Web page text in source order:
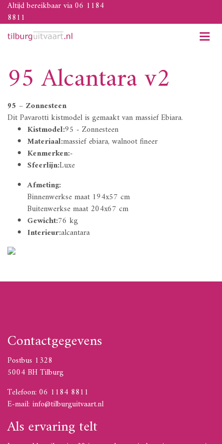
Altijd bereikbaar via 06 1184
8811
95 Alcantara v2
95 – Zonnesteen
Dit Pavarotti kistmodel is gemaakt van massief Ebiara.
Kistmodel:95 - Zonnesteen
Materiaal:massief ebiara, walnoot fineer
Kenmerken:-
Sfeerlijn:Luxe
Afmeting:
Binnenwerkse maat 194x57 cm
Buitenwerkse maat 204x67 cm
Gewicht:76 kg
Interieur:alcantara
Contactgegevens
Postbus 1328
5004 BH Tilburg
Telefoon: 06 1184 8811
E-mail: info@tilburguitvaart.nl
Als ervaring telt